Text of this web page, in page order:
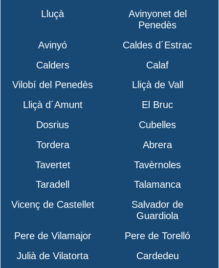
Lluçà
Avinyonet del
Penedès
Avinyó
Caldes d´Estrac
Calders
Calaf
Vilobí del Penedès
Lliçà de Vall
Lliçà d´Amunt
El Bruc
Dosrius
Cubelles
Tordera
Abrera
Tavertet
Tavèrnoles
Taradell
Talamanca
Vicenç de Castellet
Salvador de
Guardiola
Pere de Vilamajor
Pere de Torelló
Julià de Vilatorta
Cardedeu